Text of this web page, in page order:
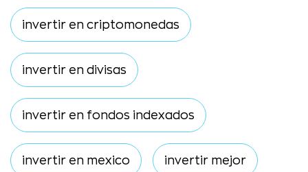
invertir en criptomonedas
invertir en divisas
invertir en fondos indexados
invertir en mexico invertir mejor